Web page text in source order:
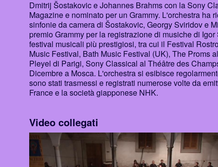
Dmitrij Šostakovic e Johannes Brahms con la Sony
Magazine e nominato per un Grammy. L'orchestra
sinfonie da camera di Šostakovic, Georgy Sviridov e
premio Grammy per la registrazione di musiche di
festival musicali più prestigiosi, tra cui il Festival
Music Festival, Bath Music Festival (UK), The Proms
Pleyel di Parigi, Sony Classical al Théâtre des
Dicembre a Mosca. L'orchestra si esibisce
sono stati trasmessi e registrati numerose volte da
France e la società giapponese NHK.
Video collegati